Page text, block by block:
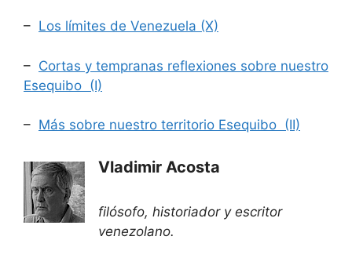
– Los límites de Venezuela (X)
– Cortas y tempranas reflexiones sobre nuestro
Esequibo (I)
– Más sobre nuestro territorio Esequibo (II)
Vladimir Acosta
filósofo, historiador y escritor
venezolano.